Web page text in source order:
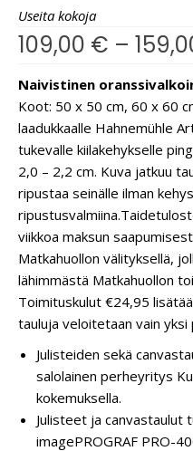
Useita kokoja
109,00 € –
Naivistinen
Koot: 50 x 50 cm, 60 x 60
laadukkaalle Hahnemühle
tukevalle kiilakehykselle
2,0 – 2,2 cm. Kuva jatkuu
ripustaa seinälle ilman
ripustusvalmiina.
viikkoa maksun
Matkahuollon välityksellä,
lähimmästä Matkahuollon
Toimituskulut €24,95
tauluja veloitetaan vain yksi
Julisteiden sekä
salolainen perheyritys
kokemuksella.
Julisteet ja canvastaulut
imagePROGRAF PRO-